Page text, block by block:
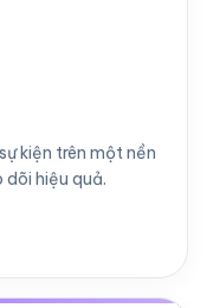
kiện trên một nền
hiệu quả.